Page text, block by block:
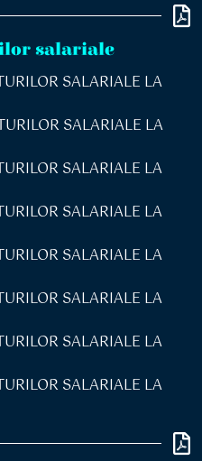
salariale
SALARIALE LA
SALARIALE LA
SALARIALE LA
SALARIALE LA
SALARIALE LA
SALARIALE LA
SALARIALE LA
SALARIALE LA